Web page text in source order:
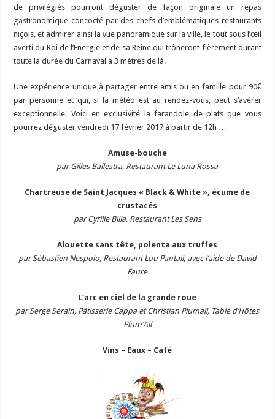
de privilégiés pourront déguster de façon originale un repas
gastronomique concocté par des chefs d’emblématiques restaurants
niçois, et admirer ainsi la vue panoramique sur la ville, le tout sous l’œil
averti du Roi de l’Energie et de sa Reine qui trôneront fièrement durant
toute la durée du Carnaval à 3 mètres de là.
Une expérience unique à partager entre amis ou en famille pour 90€
par personne et qui, si la météo est au rendez-vous, peut s’avérer
exceptionnelle. Voici en exclusivité la farandole de plats que vous
pourrez déguster vendredi 17 février 2017 à partir de 12h …
Amuse-bouche
par Gilles Ballestra, Restaurant Le Luna Rossa
Chartreuse de Saint Jacques « Black & White », écume de
crustacés
par Cyrille Billa, Restaurant Les Sens
Alouette sans tête, polenta aux truffes
par Sébastien Nespolo, Restaurant Lou Pantail, avec l’aide de David
Faure
L’arc en ciel de la grande roue
par Serge Serain, Pâtisserie Cappa et Christian Plumail, Table d’Hôtes
Plum’Ail
Vins – Eaux – Café